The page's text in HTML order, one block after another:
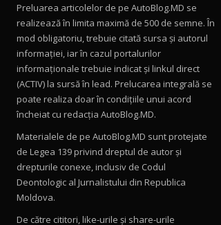
Preluarea articolelor de pe AutoBlog.MD se
realizează în limita maximă de 500 de semne. În
mod obligatoriu, trebuie citată sursa și autorul
informației, iar în cazul portalurilor
informaționale trebuie indicat și linkul direct
(ACTIV) la sursă în lead. Prelucarea integrală se
poate realiza doar în condițiile unui acord
încheiat cu redacţia AutoBlog.MD.
Materialele de pe AutoBlog.MD sunt protejate
de Legea 139 privind dreptul de autor și
drepturile conexe, inclusiv de Codul
Deontologic al Jurnalistului din Republica
Moldova.
De către cititori, like-urile şi share-urile